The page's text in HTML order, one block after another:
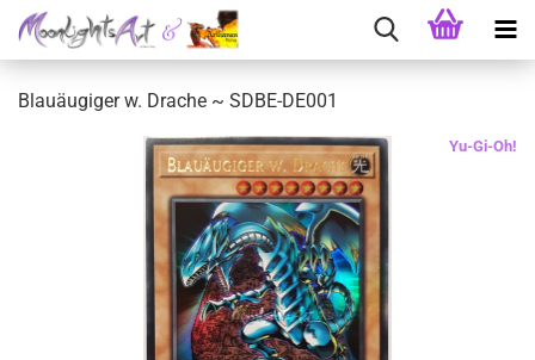
Blauäugiger w. Drache ~ SDBE-DE001
Yu-Gi-Oh!